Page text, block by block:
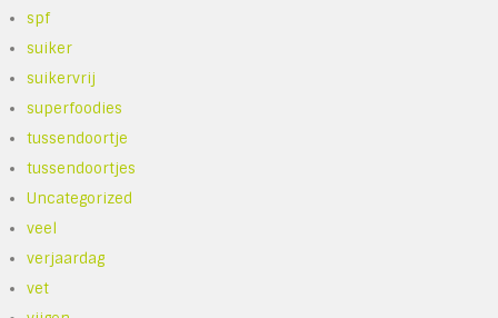
spf
suiker
suikervrij
superfoodies
tussendoortje
tussendoortjes
Uncategorized
veel
verjaardag
vet